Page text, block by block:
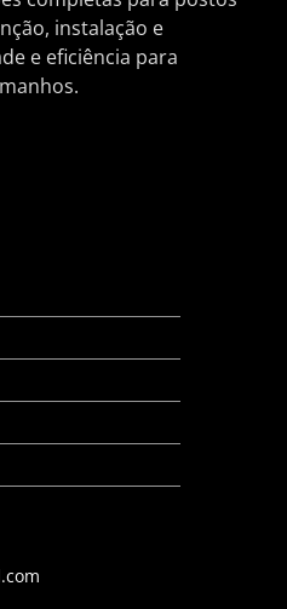
instalação e
e eficiência para